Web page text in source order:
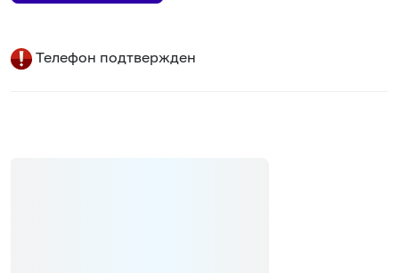
Телефон подтвержден